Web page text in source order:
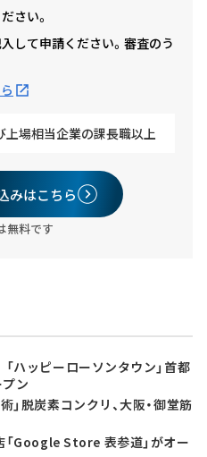
さい。
して申請ください。審査のう
上場相当企業の課長職以上
みはこちら
無料です
ハッピーローソンタウン」首都
プン
」脱炭素コンクリ、大阪・御堂筋
Google Store 表参道」がオー